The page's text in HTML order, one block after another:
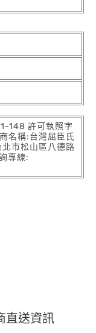
148 許可執照字
名稱:台灣屈臣氏
市松山區八德路
專線:
直送資訊